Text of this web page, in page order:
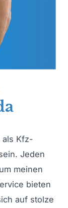
als Kfz-
Jeden
meinen
bieten
auf stolze